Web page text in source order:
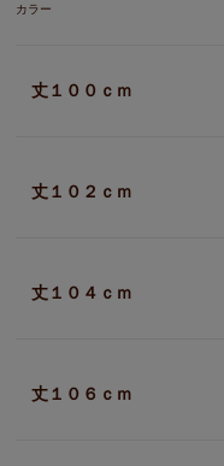
カラー
丈１００ｃｍ
丈１０２ｃｍ
丈１０４ｃｍ
丈１０６ｃｍ